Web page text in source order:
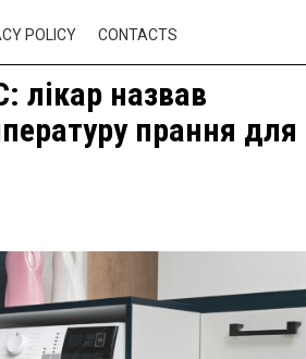
POLICY CONTACTS
лікар назвав
прання для